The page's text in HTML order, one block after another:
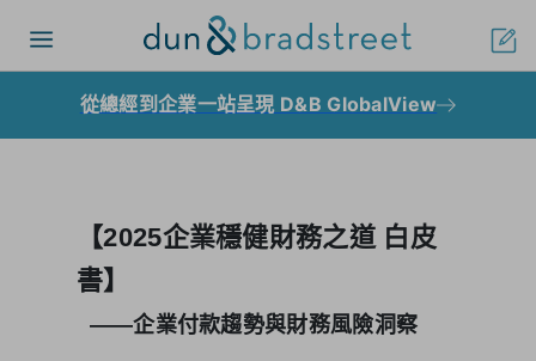
Toggle
從總經到企業一站呈現 D&B GlobalView
【2025企業穩健財務之道 白皮
書】
——企業付款趨勢與財務風險洞察